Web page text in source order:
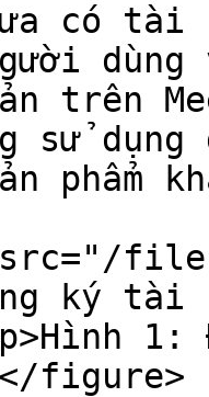
có tài
dùng
trên
sử dụng
phẩm
ký tài
1:
figure>